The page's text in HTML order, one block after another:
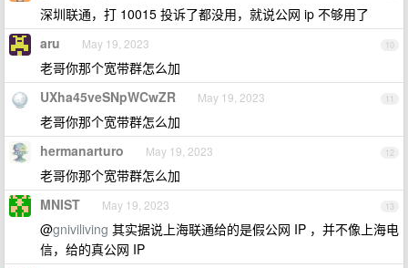
深圳联通，打 10015 投诉了都没用，就说公网 ip 不够用了
10
aru May 19, 2023
老哥你那个宽带群怎么加
11
UXha45veSNpWCwZR May 19, 2023
老哥你那个宽带群怎么加
12
hermanarturo May 19, 2023
老哥你那个宽带群怎么加
13
MNIST May 19, 2023
@gniviliving 其实据说上海联通给的是假公网 IP ，并不像上海电
信，给的真公网 IP